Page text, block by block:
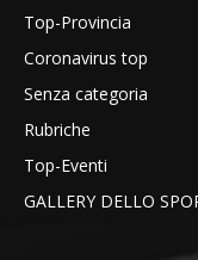
Top-Provincia
Coronavirus top
Senza categoria
Rubriche
Top-Eventi
GALLERY DELLO